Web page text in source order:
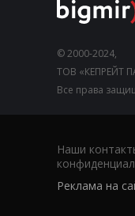
© 2000-2024,
ТОВ «КЕПРЕЙТ
Все права
Наши
Реклама на